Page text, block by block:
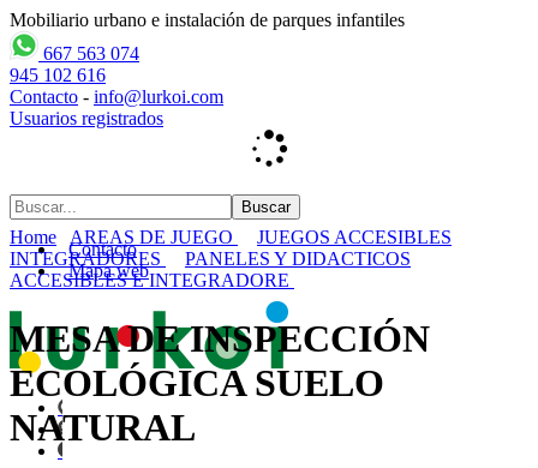
Mobiliario urbano e instalación de parques infantiles
667 563 074
945 102 616
Contacto - info@lurkoi.com
Usuarios registrados
Contacto
Mapa web
Home AREAS DE JUEGO
JUEGOS ACCESIBLES
INTEGRADORES
PANELES Y DIDACTICOS
ACCESIBLES E INTEGRADORE
MESA DE INSPECCIÓN
ECOLÓGICA SUELO
NATURAL